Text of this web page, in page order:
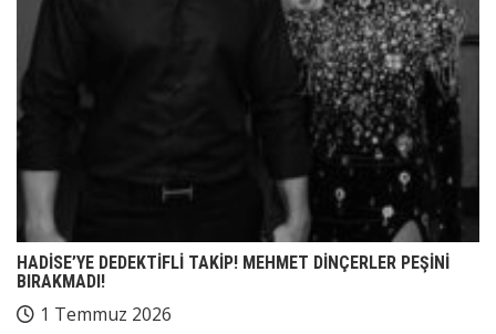
HADİSE’YE DEDEKTİFLİ TAKİP! MEHMET DİNÇERLER PEŞİNİ
BIRAKMADI!
1 Temmuz 2026